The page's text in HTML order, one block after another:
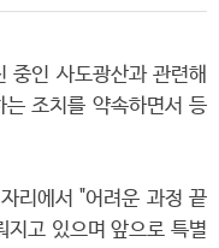
중인 사도광산과 관련해
조치를 약속하면서 등
리에서 "어려운 과정 끝
지고 있으며 앞으로 특별